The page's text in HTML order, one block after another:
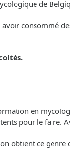
de
consommé
en
pour le faire.
obtient ce genre